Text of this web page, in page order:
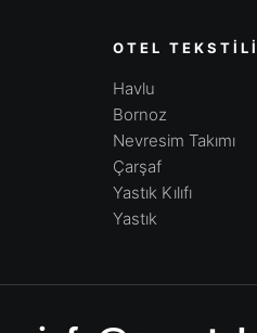
OTEL TEKSTILI
Havlu
Bornoz
Nevresim Takımı
Çarşaf
Yastık Kılıfı
Yastık